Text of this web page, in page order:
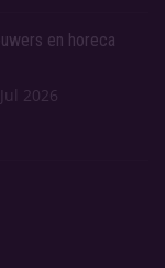
en horeca
2026